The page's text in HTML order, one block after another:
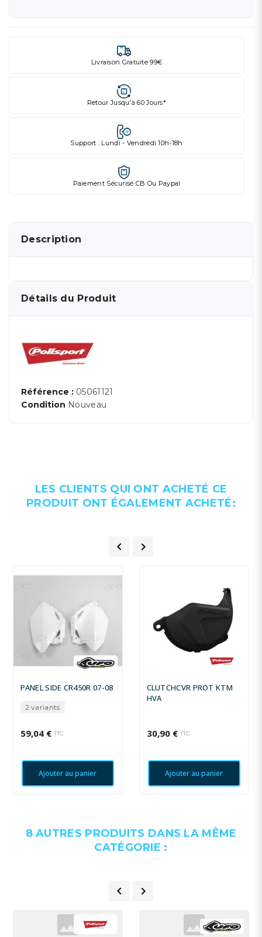
Livraison Gratuite 99€
Retour Jusqu'à 60 Jours*
Support : Lundi - Vendredi 10h-18h
Paiement Sécurisé CB Ou Paypal
Description
Détails du Produit
Référence : 05061121
Condition Nouveau
LES CLIENTS QUI ONT ACHETÉ CE
PRODUIT ONT ÉGALEMENT ACHETÉ:
 
PANEL SIDE CR450R 07-08
2 variants
59,04 € TTC
Ajouter au panier
CLUTCHCVR PROT KTM
HVA
30,90 € TTC
Ajouter au panier
8 AUTRES PRODUITS DANS LA MÊME
CATÉGORIE :
 